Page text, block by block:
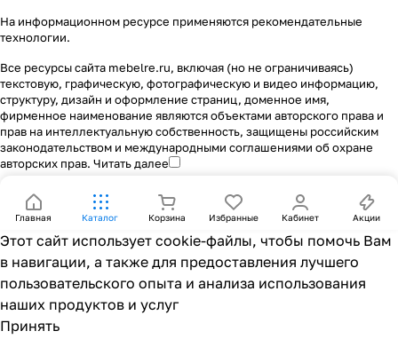
На информационном ресурсе применяются рекомендательные
технологии.
Все ресурсы сайта mebelre.ru, включая (но не ограничиваясь)
текстовую, графическую, фотографическую и видео информацию,
структуру, дизайн и оформление страниц, доменное имя,
фирменное наименование являются объектами авторского права и
прав на интеллектуальную собственность, защищены российским
законодательством и международными соглашениями об охране
авторских прав. Читать далее
Главная Каталог Корзина Избранные Кабинет Акции
Этот сайт использует cookie-файлы, чтобы помочь Вам
в навигации, а также для предоставления лучшего
пользовательского опыта и анализа использования
наших продуктов и услуг
Принять